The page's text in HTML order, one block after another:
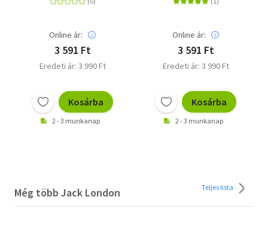
Online ár:
3 591 Ft
Eredeti ár: 3 990 Ft
Kosárba
2 - 3 munkanap
Online ár:
3 591 Ft
Eredeti ár: 3 990 Ft
Kosárba
2 - 3 munkanap
Még több Jack London Teljes lista